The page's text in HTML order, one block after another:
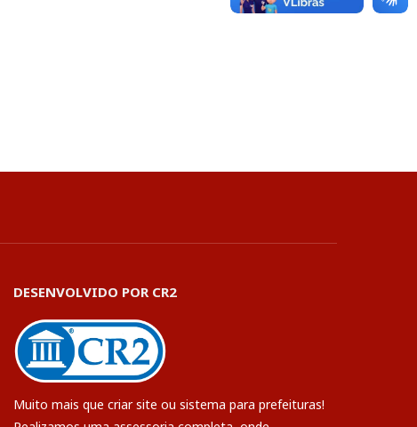
DESENVOLVIDO POR CR2
Muito mais que criar site ou sistema para prefeituras!